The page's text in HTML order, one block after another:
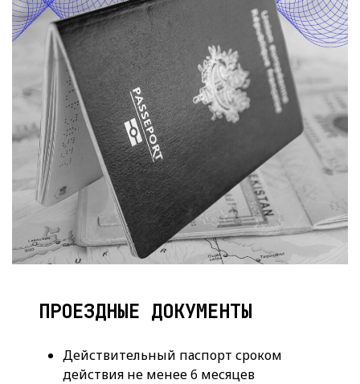
ПРОЕЗДНЫЕ ДОКУМЕНТЫ
Действительный паспорт сроком
действия не менее 6 месяцев